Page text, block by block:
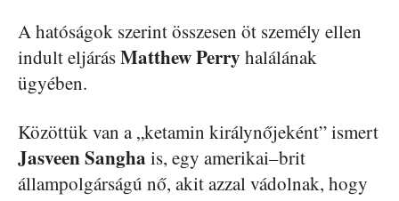
A hatóságok szerint összesen öt személy ellen
indult eljárásMatthew Perry halálának
ügyében.
Közöttük van a „ketamin királynőjeként” ismert
Jasveen Sangha is, egy amerikai–brit
állampolgárságú nő, akit azzal vádolnak, hogy